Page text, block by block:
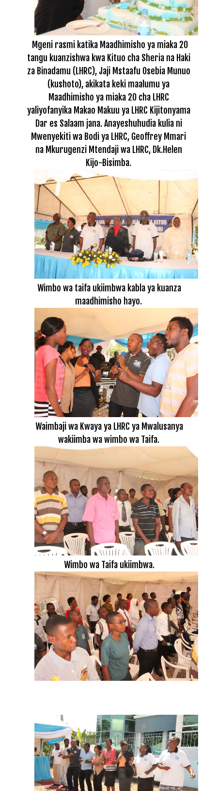
Mgeni rasmi katika Maadhimisho ya miaka 20
tangu kuanzishwa kwa Kituo cha Sheria na Haki
za Binadamu (LHRC), Jaji Mstaafu Osebia Munuo
(kushoto), akikata keki maalumu ya
Maadhimisho ya miaka 20 cha LHRC
yaliyofanyika Makao Makuu ya LHRC Kijitonyama
Dar es Salaam jana. Anayeshuhudia kulia ni
Mwenyekiti wa Bodi ya LHRC, Geoffrey Mmari
na Mkurugenzi Mtendaji wa LHRC, Dk.Helen
Kijo-Bisimba.
Wimbo wa taifa ukiimbwa kabla ya kuanza
maadhimisho hayo.
Waimbaji wa Kwaya ya LHRC ya Mwalusanya
wakiimba wa wimbo wa Taifa.
Wimbo wa Taifa ukiimbwa.